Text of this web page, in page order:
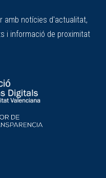
amb notícies d'actualitat,
i informació de proximitat